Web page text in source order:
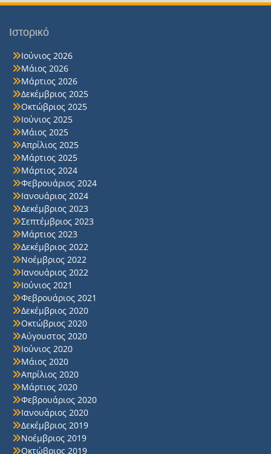
Ιστορικό
Ιούνιος 2026
Μάιος 2026
Μάρτιος 2026
Δεκέμβριος 2025
Οκτώβριος 2025
Ιούνιος 2025
Μάιος 2025
Απρίλιος 2025
Μάρτιος 2025
Μάρτιος 2024
Φεβρουάριος 2024
Ιανουάριος 2024
Δεκέμβριος 2023
Σεπτέμβριος 2023
Μάρτιος 2023
Δεκέμβριος 2022
Νοέμβριος 2022
Ιανουάριος 2022
Ιούνιος 2021
Φεβρουάριος 2021
Δεκέμβριος 2020
Οκτώβριος 2020
Αύγουστος 2020
Ιούνιος 2020
Μάιος 2020
Απρίλιος 2020
Μάρτιος 2020
Φεβρουάριος 2020
Ιανουάριος 2020
Δεκέμβριος 2019
Νοέμβριος 2019
Οκτώβριος 2019